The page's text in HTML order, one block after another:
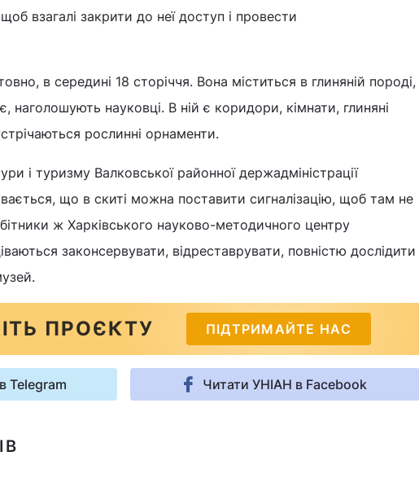
взагалі закрити до неї доступ і провести
в середині 18 сторіччя. Вона міститься в глиняній породі,
наголошують науковці. В ній є коридори, кімнати, глиняні
рослинні орнаменти.
і туризму Валковської районної держадміністрації
що в скиті можна поставити сигналізацію, щоб там не
ж Харківського науково-методичного центру
законсервувати, відреставрувати, повністю дослідити
ПРОЄКТУ ПІДТРИМАЙТЕ НАС
Telegram Читати УНІАН в Facebook